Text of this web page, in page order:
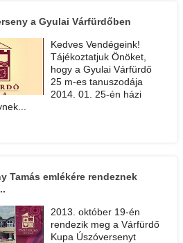
a Gyulai Várfürdőben
Kedves Vendégeink!
Tájékoztatjuk Önöket,
hogy a Gyulai Várfürdő
25 m-es tanuszodája
2014. 01. 25-én házi
Tamás emlékére rendeznek
2013. október 19-én
rendezik meg a Várfürdő
Kupa Úszóversenyt